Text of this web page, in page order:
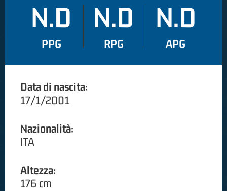
N.D
PPG
N.D
RPG
N.D
APG
Data di nascita:
17/1/2001
Nazionalità:
ITA
Altezza:
176 cm